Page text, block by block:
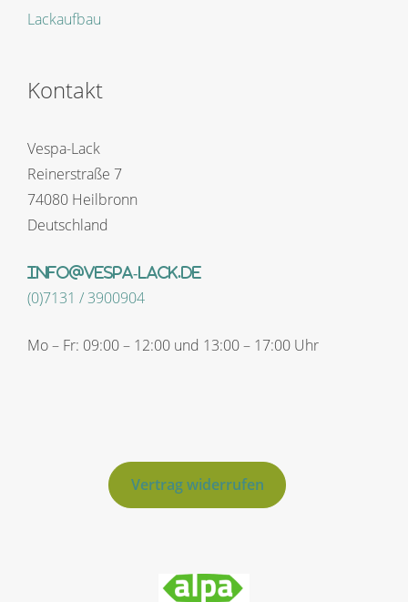
Lackaufbau
Kontakt
Vespa-Lack
Reinerstraße 7
74080 Heilbronn
Deutschland
info@vespa-lack.de
(0)7131 / 3900904
Mo – Fr: 09:00 – 12:00 und 13:00 – 17:00 Uhr
Vertrag widerrufen